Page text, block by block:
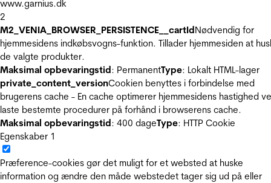
www.garnius.dk
2
M2_VENIA_BROWSER_PERSISTENCE__cartIdNødvendig for
hjemmesidens indkøbsvogns-funktion. Tillader hjemmesiden at
de valgte produkter.
Maksimal opbevaringstid: PermanentType: Lokalt HTML-lager
private_content_versionCookien benyttes i forbindelse med
brugerens cache - En cache optimerer hjemmesidens hastighed
laste bestemte procedurer på forhånd i browserens cache.
Maksimal opbevaringstid: 400 dageType: HTTP Cookie
Egenskaber 1
Præference-cookies gør det muligt for et websted at huske
information og ændre den måde webstedet tager sig ud på eller